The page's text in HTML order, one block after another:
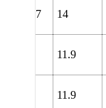
139.7 14
11.9
11.9